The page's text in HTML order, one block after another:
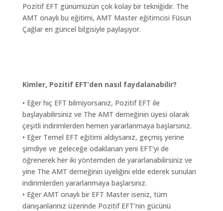
Pozitif EFT günümüzün çok kolay bir tekniğidir. The
AMT onaylı bu eğitimi, AMT Master eğitimcisi Füsun
Çağlar en güncel bilgisiyle paylaşıyor.
Kimler, Pozitif EFT’den nasıl faydalanabilir?
• Eğer hiç EFT bilmiyorsanız, Pozitif EFT ile
başlayabilirsiniz ve The AMT derneğinin üyesi olarak
çeşitli indirimlerden hemen yararlanmaya başlarsınız.
• Eğer Temel EFT eğitimi aldıysanız, geçmiş yerine
şimdiye ve geleceğe odaklanan yeni EFT’yi de
öğrenerek her iki yöntemden de yararlanabilirsiniz ve
yine The AMT derneğinin üyeliğini elde ederek sunulan
indirimlerden yararlanmaya başlarsınız.
• Eğer AMT onaylı bir EFT Master iseniz, tüm
danışanlarınız üzerinde Pozitif EFT’nin gücünü